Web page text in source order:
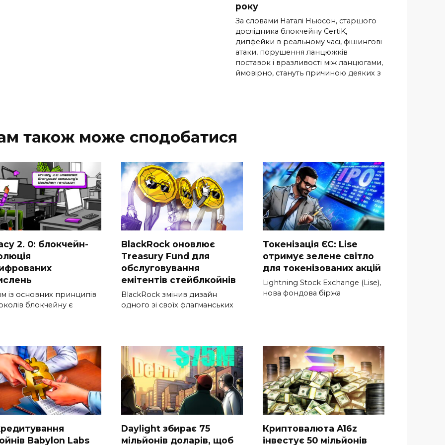
року
За словами Наталі Ньюсон, старшого
дослідника блокчейну CertiK,
дипфейки в реальному часі, фішингові
атаки, порушення ланцюжків
поставок і вразливості між ланцюгами,
ймовірно, стануть причиною деяких з
також може сподобатися
2. 0: блокчейн-
із основних принципів
блокчейну є
BlackRock оновлює
Treasury Fund для
обслуговування
емітентів стейблкойнів
BlackRock змінив дизайн
одного зі своїх флагманських
Токенізація ЄС: Lise
отримує зелене світло
для токенізованих акцій
Lightning Stock Exchange (Lise),
нова фондова біржа
Babylon Labs
Daylight збирає 75
мільйонів доларів, щоб
Криптовалюта A16z
інвестує 50 мільйонів